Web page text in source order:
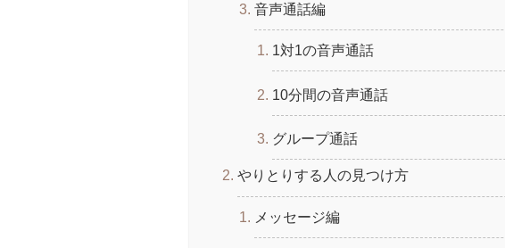
音声通話編
1対1の音声通話
10分間の音声通話
グループ通話
やりとりする人の見つけ方
メッセージ編